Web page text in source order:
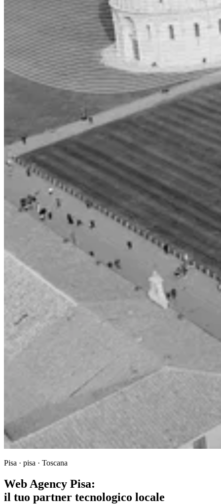
Pisa · pisa · Toscana
Web Agency Pisa:
il tuo partner tecnologico locale